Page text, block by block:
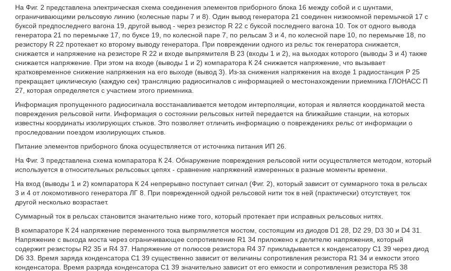
На Фиг. 2 представлена электрическая схема соединения элементов приборного блока 16 между собой и с шунтами,
ограничивающими рельсовую линию (колесные пары 7 и 8). Один вывод генератора 21 соединен низкоомной перемычкой 17 с
буксой предпоследнего вагона 19, другой вывод - через резистор R 22 с буксой последнего вагона 10. Ток от одного вывода
генератора 21 по перемычке 17, по буксе 19, по колесной паре 7, по рельсам 3 и 4, по колесной паре 10, по перемычке 18, по
резистору R 22 протекает ко второму выводу генератора. При повреждении одного из рельс ток генератора снижается,
снижается и напряжение на резисторе R 22 и входе выпрямителя В 23 (входы 1 и 2), на выходах которого (выводы 3 и 4) также
снижается напряжение. При этом на входе (выводы 1 и 2) компаратора К 24 снижается напряжение, что вызывает
кратковременное снижение напряжения на его выходе (вывод 3). Из-за снижения напряжения на входе 1 радиостанция Р 25
прекращает циклическую (каждую сек) трансляцию радиосигналов с информацией о местонахождении приемника ГЛОНАСС П
27, которая определяется с участием этого приемника.
Информация пропущенного радиосигнала восстанавливается методом интерполяции, которая и является координатой места
повреждения рельсовой нити. Информация о состоянии рельсовых нитей передается на ближайшие станции, на которых
известны координаты изолирующих стыков. Это позволяет отличить информацию о повреждениях рельс от информации о
проследовании поездом изолирующих стыков.
Питание элементов приборного блока осуществляется от источника питания ИП 26.
На Фиг. 3 представлена схема компаратора К 24. Обнаружение повреждения рельсовой нити осуществляется методом, который
используется в относительных рельсовых цепях - сравнение напряжений измеренных в разные моменты времени.
На вход (выводы 1 и 2) компаратора К 24 непрерывно поступает сигнал (Фиг. 2), который зависит от суммарного тока в рельсах
3 и 4 от локомотивного генератора ЛГ 8. При поврежденной одной рельсовой нити ток в ней (практически) отсутствует, ток
другой несколько возрастает.
Суммарный ток в рельсах становится значительно ниже того, который протекает при исправных рельсовых нитях.
В компараторе К 24 напряжение переменного тока выпрямляется мостом, состоящим из диодов D1 28, D2 29, D3 30 и D4 31.
Напряжение с выхода моста через ограничивающее сопротивление R1 34 приложено к делителю напряжения, который
содержит резисторы R2 35 и R4 37. Напряжение от полюсов резистора R4 37 прикладывается к конденсатору С1 39 через диод
D6 33. Время заряда конденсатора С1 39 существенно зависит от величины сопротивления резистора R1 34 и емкости этого
конденсатора. Время разряда конденсатора С1 39 значительно зависит от его емкости и сопротивления резистора R5 38